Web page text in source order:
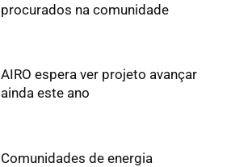
procurados na comunidade
AIRO espera ver projeto avançar
ainda este ano
Comunidades de energia